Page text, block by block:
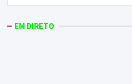
EM DIRETO